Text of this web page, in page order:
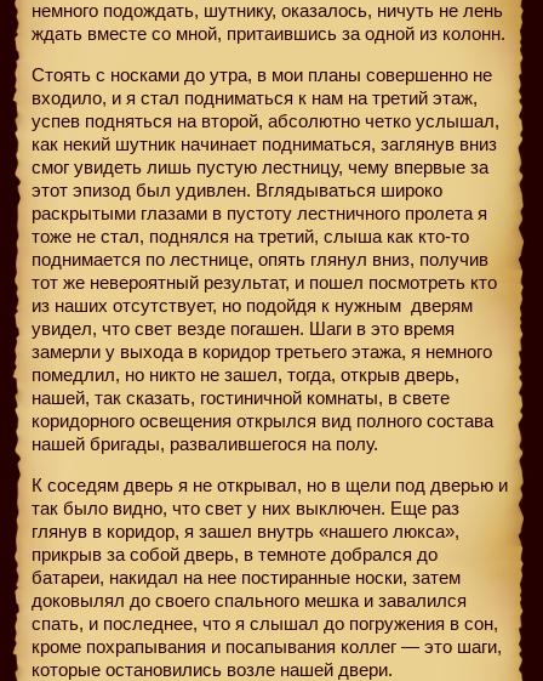
немного подождать, шутнику, оказалось, ничуть не лень
ждать вместе со мной, притаившись за одной из колонн.
Стоять с носками до утра, в мои планы совершенно не
входило, и я стал подниматься к нам на третий этаж,
успев подняться на второй, абсолютно четко услышал,
как некий шутник начинает подниматься, заглянув вниз
смог увидеть лишь пустую лестницу, чему впервые за
этот эпизод был удивлен. Вглядываться широко
раскрытыми глазами в пустоту лестничного пролета я
тоже не стал, поднялся на третий, слыша как кто-то
поднимается по лестнице, опять глянул вниз, получив
тот же невероятный результат, и пошел посмотреть кто
из наших отсутствует, но подойдя к нужным дверям
увидел, что свет везде погашен. Шаги в это время
замерли у выхода в коридор третьего этажа, я немного
помедлил, но никто не зашел, тогда, открыв дверь,
нашей, так сказать, гостиничной комнаты, в свете
коридорного освещения открылся вид полного состава
нашей бригады, развалившегося на полу.
К соседям дверь я не открывал, но в щели под дверью и
так было видно, что свет у них выключен. Еще раз
глянув в коридор, я зашел внутрь «нашего люкса»,
прикрыв за собой дверь, в темноте добрался до
батареи, накидал на нее постиранные носки, затем
доковылял до своего спального мешка и завалился
спать, и последнее, что я слышал до погружения в сон,
кроме похрапывания и посапывания коллег — это шаги,
которые остановились возле нашей двери.